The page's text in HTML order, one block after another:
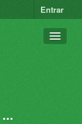
Entrar